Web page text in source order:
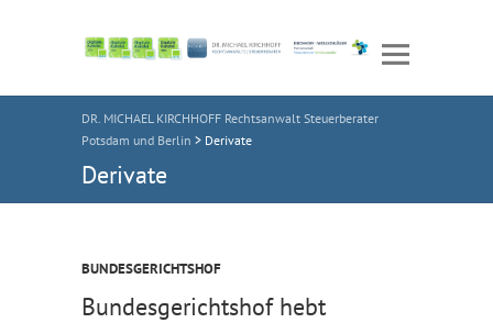
DR. MICHAEL KIRCHHOFF Rechtsanwalt Steuerberater
Potsdam und Berlin > Derivate
Derivate
BUNDESGERICHTSHOF
Bundesgerichtshof hebt